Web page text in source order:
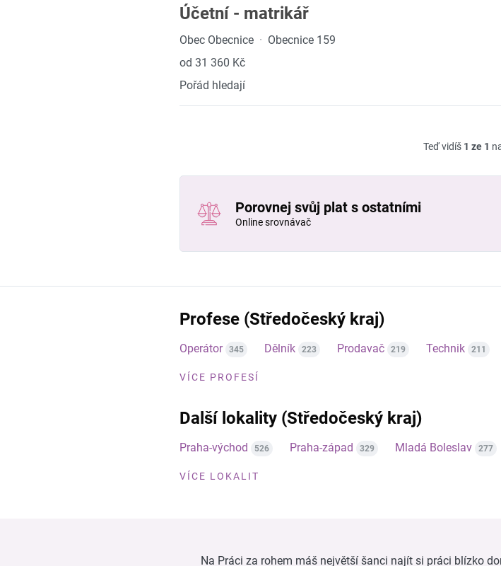
Účetní - matrikář
Obec Obecnice · Obecnice 159
od 31 360 Kč
Pořád hledají
Teď vidíš 1 ze 1
Porovnej svůj plat s ostatními
Online srovnávač
Profese (Středočeský kraj)
Operátor 345 Dělník 223 Prodavač 219 Technik 211
VÍCE PROFESÍ
Další lokality (Středočeský kraj)
Praha-východ 526 Praha-západ 329 Mladá Boleslav 277
VÍCE LOKALIT
Na Práci za rohem máš největší šanci najít si práci blízko